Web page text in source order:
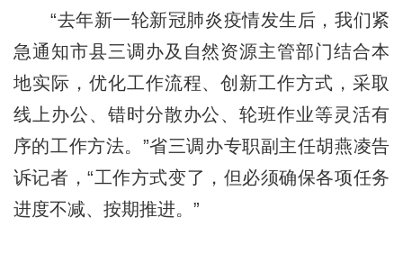
“去年新一轮新冠肺炎疫情发生后，我们紧
急通知市县三调办及自然资源主管部门结合本
地实际，优化工作流程、创新工作方式，采取
线上办公、错时分散办公、轮班作业等灵活有
序的工作方法。”省三调办专职副主任胡燕凌告
诉记者，“工作方式变了，但必须确保各项任务
进度不减、按期推进。”